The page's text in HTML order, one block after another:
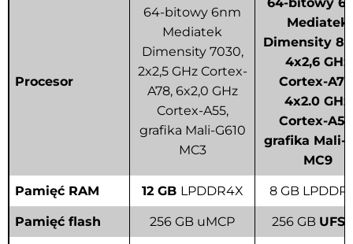
Procesor
64-bitowy 6nm
Mediatek
Dimensity 7030,
2x2,5 GHz Cortex-
A78, 6x2,0 GHz
Cortex-A55,
grafika Mali-G610
MC3
64-bitowy
Mediatek
Dimensity
4x2,6 GHz
Cortex-
4x2.0 GHz
Cortex-
grafika Mali-
MC9
Pamięć RAM 12 GB LPDDR4X 8 GB
Pamięć flash 256 GB uMCP 256 GB UFS